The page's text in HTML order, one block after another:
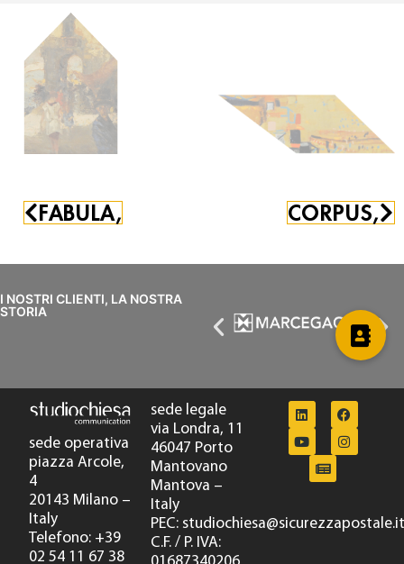
Salvador Dalí a Palazzo Rospigliosi di Roma
17 x 23 cm
1954
FABULA, CORPUS,
I NOSTRI CLIENTI, LA NOSTRA
STORIA
sede operativa
piazza Arcole,
4
20143 Milano –
Italy
Telefono: +39
02 54 11 67 38
sede legale
via Londra, 11
46047 Porto
Mantovano
Mantova –
Italy
PEC: studiochiesa@sicurezzapostale.it
C.F. / P. IVA: